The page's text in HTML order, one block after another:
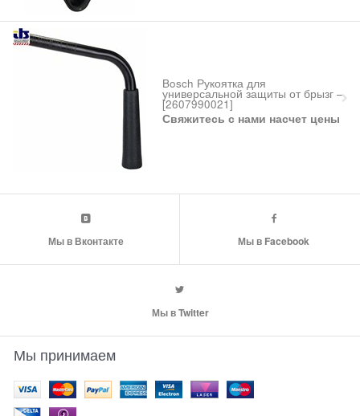
Bosch Рукоятка для
универсальной защиты от брызг –
[2607990021]
Свяжитесь с нами насчет цены
Мы в Вконтакте Мы в Facebook
Мы в Twitter
Мы принимаем